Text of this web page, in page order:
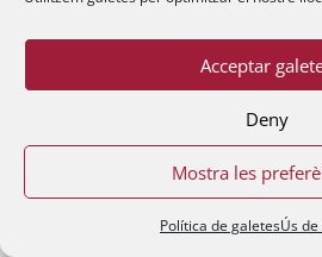
Acceptar
Deny
Mostra les
Política de galetesÚs de